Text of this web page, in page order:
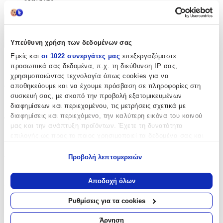
Υπεύθυνη χρήση των δεδομένων σας
Εμείς και οι 1022 συνεργάτες μας επεξεργαζόμαστε
προσωπικά σας δεδομένα, π.χ. τη διεύθυνση IP σας,
χρησιμοποιώντας τεχνολογία όπως cookies για να
αποθηκεύουμε και να έχουμε πρόσβαση σε πληροφορίες στη
συσκευή σας, με σκοπό την προβολή εξατομικευμένων
διαφημίσεων και περιεχομένου, τις μετρήσεις σχετικά με
διαφημίσεις και περιεχόμενο, την καλύτερη εικόνα του κοινού
μας και την ανάπτυξη προϊόντων. Έχετε τη δυνατότητα
Να συλλέξουμε πληροφορίες σχετικά με τη γεωγραφική
σας τοποθεσία, οι οποίες μπορεί να είναι ακριβείς σε
απόσταση μερικών μέτρων
Να αναγνωρίσουμε τη συσκευή σας σαρώνοντας ενεργά
για συγκεκριμένα χαρακτηριστικά (δακτυλικό αποτύπωμα)
Προβολή λεπτομερειών
Αποδοχή όλων
Ρυθμίσεις για τα cookies
Άρνηση
Χαρακτηριστικά
+
Χαρακτηριστικά
Θέμα:
Λούτρινα
Τύπος:
Καφέ
Κατασκευαστής: